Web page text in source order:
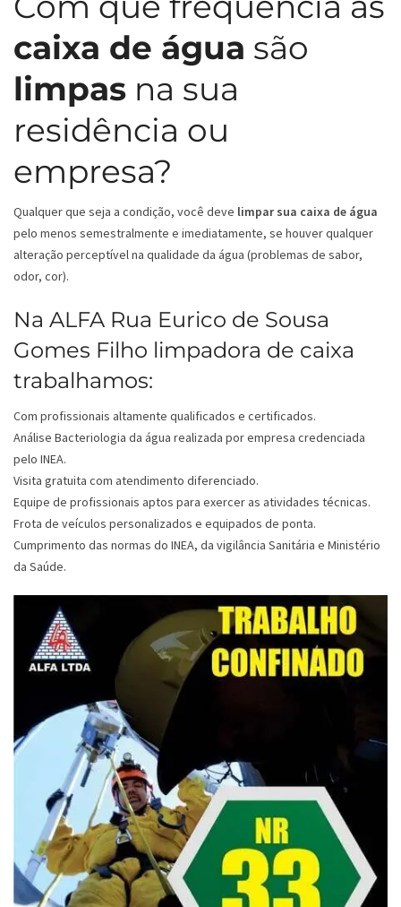
caixa de água são
limpas na sua
residência ou
empresa?
Qualquer que seja a condição, você deve limpar sua caixa de água
pelo menos semestralmente e imediatamente, se houver qualquer
alteração perceptível na qualidade da água (problemas de sabor,
odor, cor).
Na ALFA Rua Eurico de Sousa
Gomes Filho limpadora de caixa
trabalhamos:
Com profissionais altamente qualificados e certificados.
Análise Bacteriologia da água realizada por empresa credenciada
pelo INEA.
Visita gratuita com atendimento diferenciado.
Equipe de profissionais aptos para exercer as atividades técnicas.
Frota de veículos personalizados e equipados de ponta.
Cumprimento das normas do INEA, da vigilância Sanitária e Ministério
da Saúde.